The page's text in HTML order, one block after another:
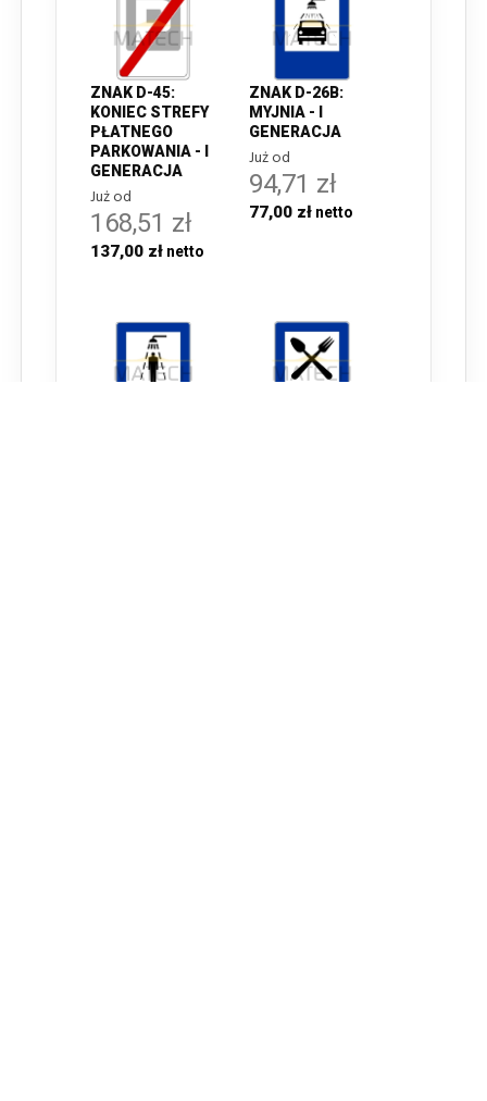
ZNAK D-45:
KONIEC STREFY
PŁATNEGO
PARKOWANIA - I
GENERACJA
Już od
168,51 zł
137,00 zł
ZNAK D-26B:
MYJNIA - I
GENERACJA
Już od
94,71 zł
77,00 zł